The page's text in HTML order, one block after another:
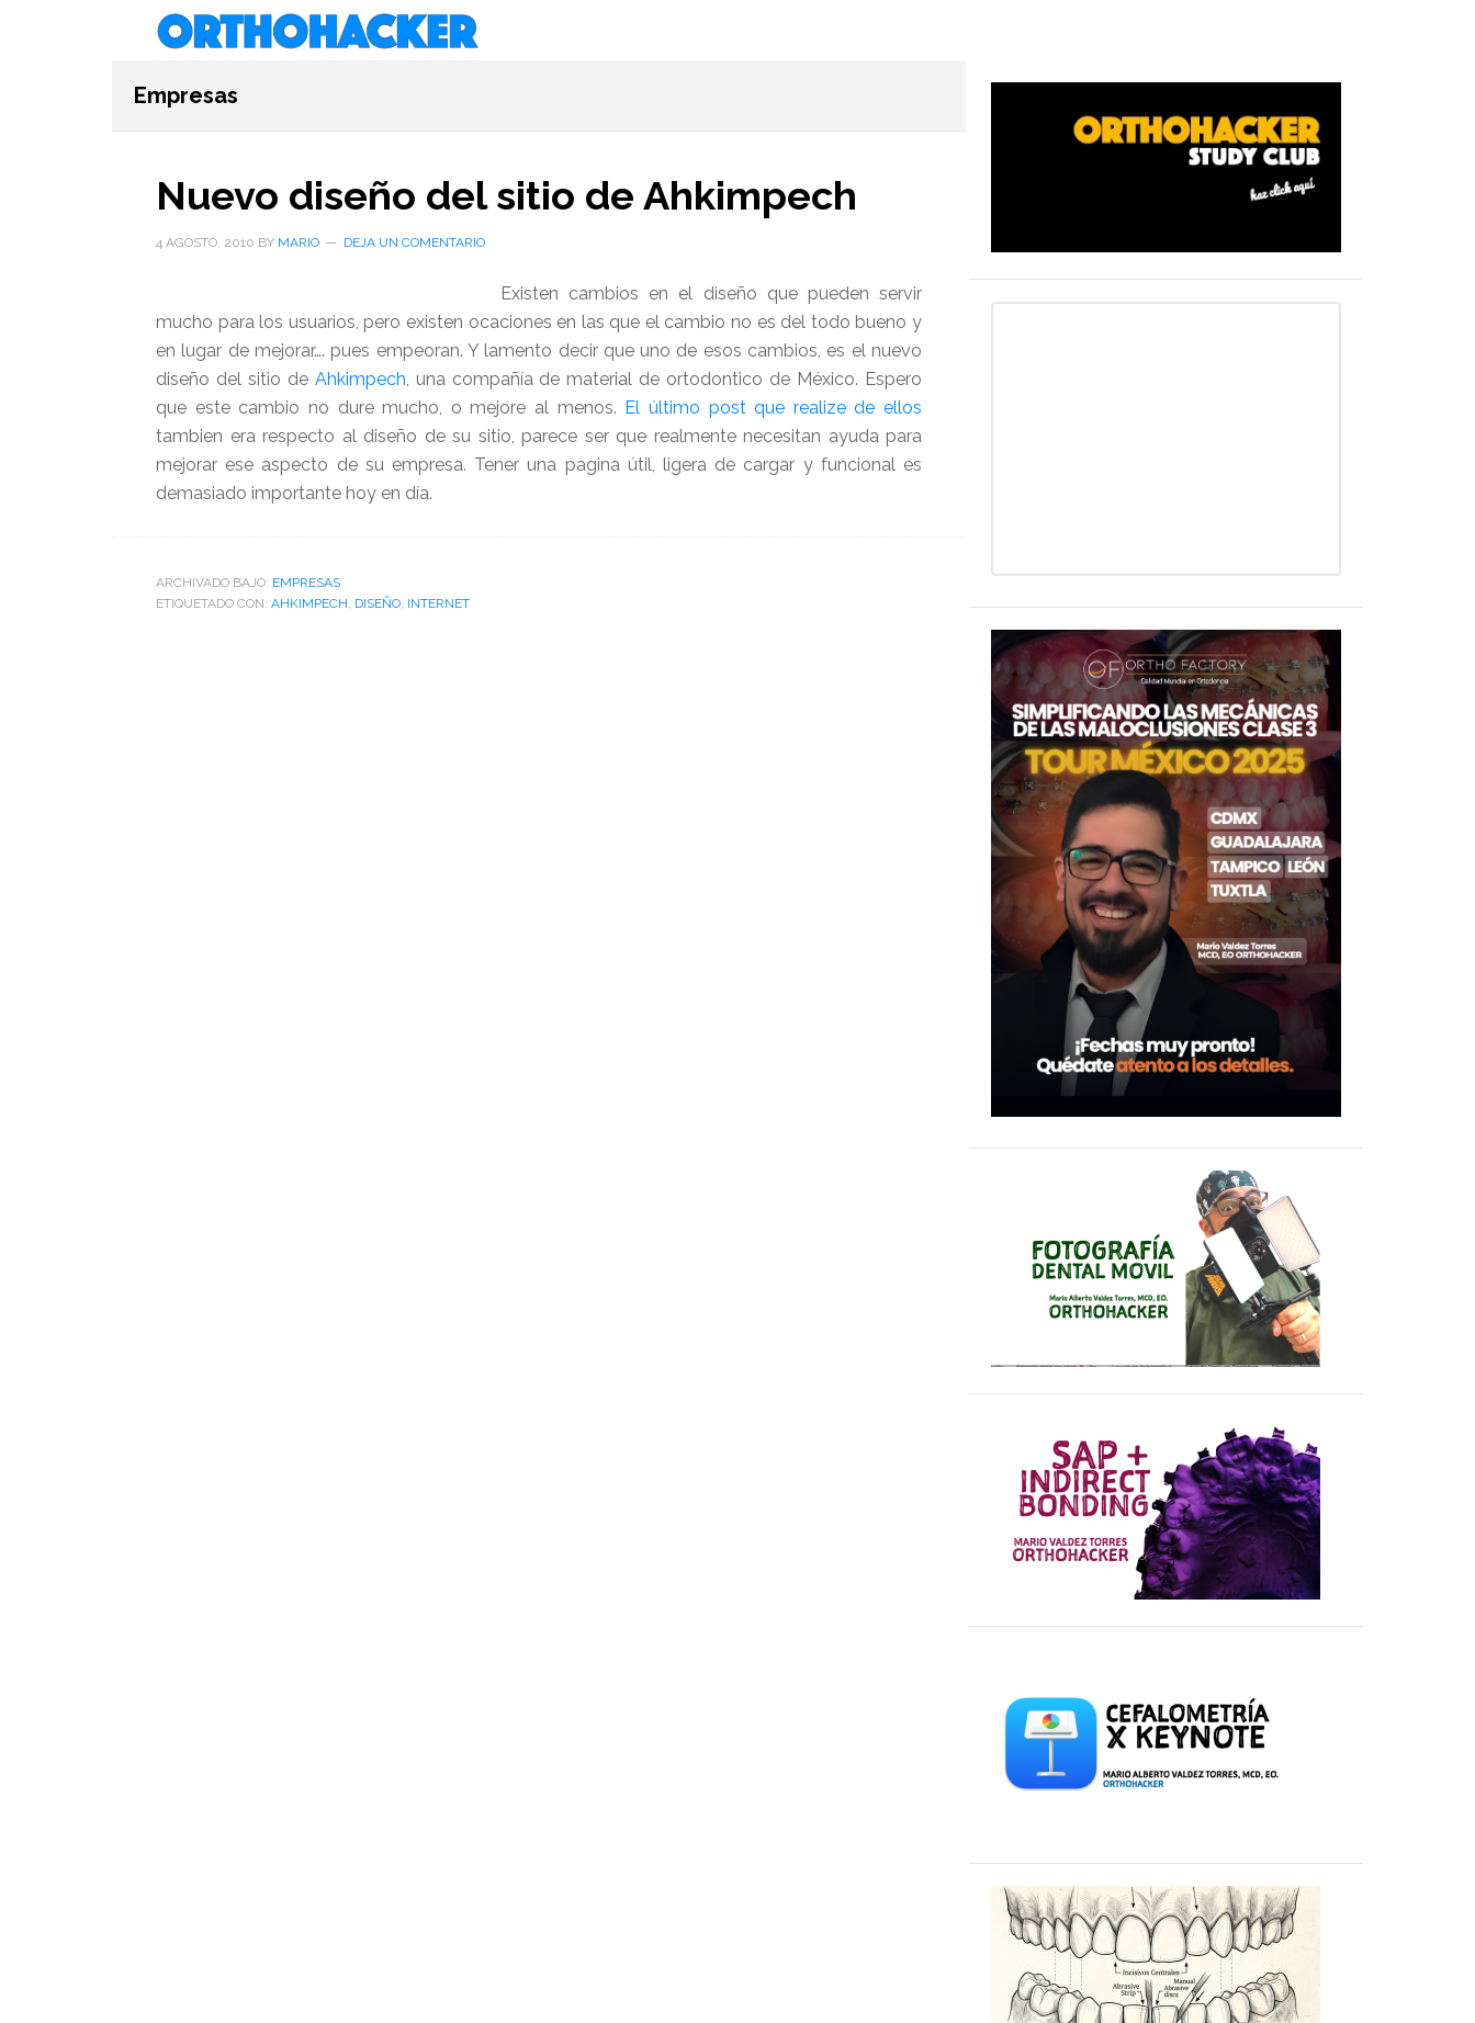
Empresas
Nuevo diseño del sitio de Ahkimpech
4 AGOSTO, 2010 BY MARIO DEJA UN COMENTARIO
Existen cambios en el diseño que pueden servir
mucho para los usuarios, pero existen ocaciones en las que el cambio no es del todo bueno y
en lugar de mejorar…. pues empeoran. Y lamento decir que uno de esos cambios, es el nuevo
diseño del sitio de Ahkimpech, una compañía de material de ortodontico de México. Espero
que este cambio no dure mucho, o mejore al menos. El último post que realize de ellos
tambien era respecto al diseño de su sitio, parece ser que realmente necesitan ayuda para
mejorar ese aspecto de su empresa. Tener una pagina útil, ligera de cargar y funcional es
demasiado importante hoy en día.
ARCHIVADO BAJO: EMPRESAS
ETIQUETADO CON: AHKIMPECH, DISEÑO, INTERNET
Barra
primaria